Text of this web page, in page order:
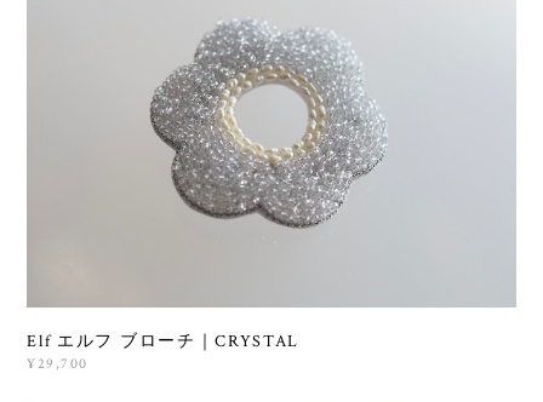
Elf エルフ ブローチ｜CRYSTAL
¥29,700